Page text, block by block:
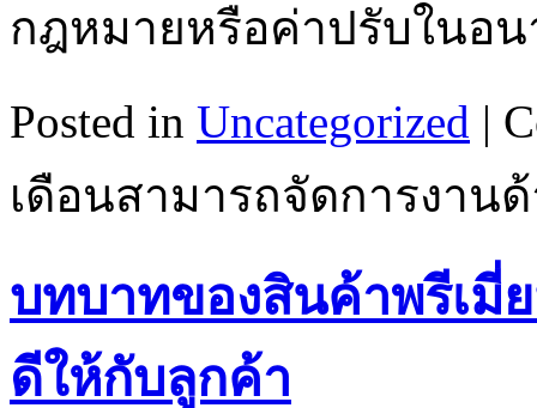
กฎหมายหรือค่าปรับในอ
Posted in Uncategorized |
เดือนสามารถจัดการงาน
บทบาทของสินค้าพรีเมี่
ดีให้กับลูกค้า